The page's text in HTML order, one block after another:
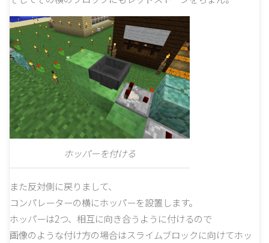
ホッパーを付ける
また反対側に戻りまして、
コンパレーターの横にホッパーを設置します。
ホッパーは2つ、相互に向き合うように付けるので
画像のような付け方の場合はスライムブロックに向けてホッ